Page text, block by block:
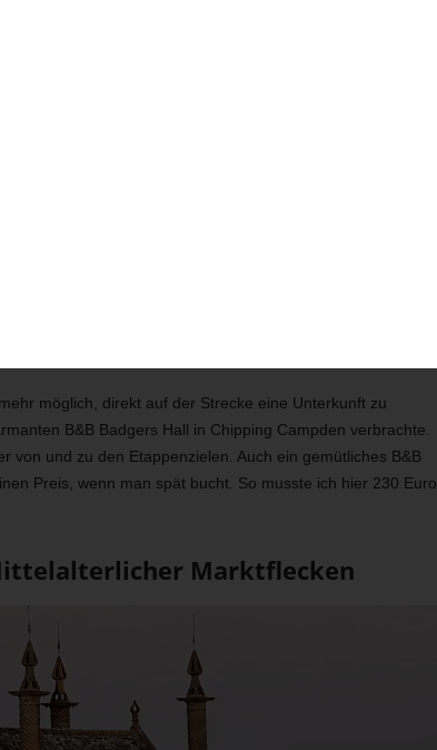
auf dem Rob Roy Way, entschied ich mich auch
– organisiert von
mein großer Rucksack jeweils bis 15 Uhr in der nächsten
mit leichtem Tagesrucksack wandern.
möglich, direkt auf der Strecke eine Unterkunft zu
B&B Badgers Hall in Chipping Campden verbrachte.
von und zu den Etappenzielen. Auch ein gemütliches B&B
Preis, wenn man spät bucht. So musste ich hier 230 Euro
Marktflecken